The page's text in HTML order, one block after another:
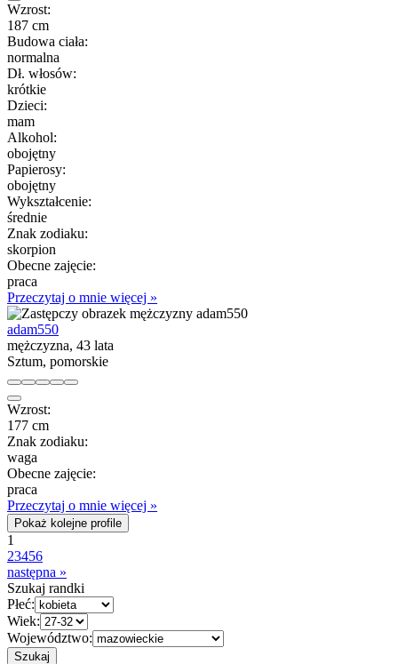
Wzrost:
187 cm
Budowa ciała:
normalna
Dł. włosów:
krótkie
Dzieci:
mam
Alkohol:
obojętny
Papierosy:
obojętny
Wykształcenie:
średnie
Znak zodiaku:
skorpion
Obecne zajęcie:
praca
Przeczytaj o mnie więcej »
adam550
mężczyzna, 43 lata
Sztum, pomorskie
Wzrost:
177 cm
Znak zodiaku:
waga
Obecne zajęcie:
praca
Przeczytaj o mnie więcej »
Pokaż kolejne profile
1
23456
następna »
Szukaj randki
Płeć:
Wiek:
Województwo: